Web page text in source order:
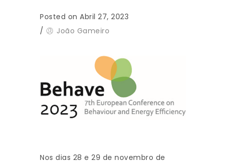
Posted on Abril 27, 2023
/
João Gameiro
Nos dias 28 e 29 de novembro de